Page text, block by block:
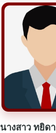
นางสาว ทยิด